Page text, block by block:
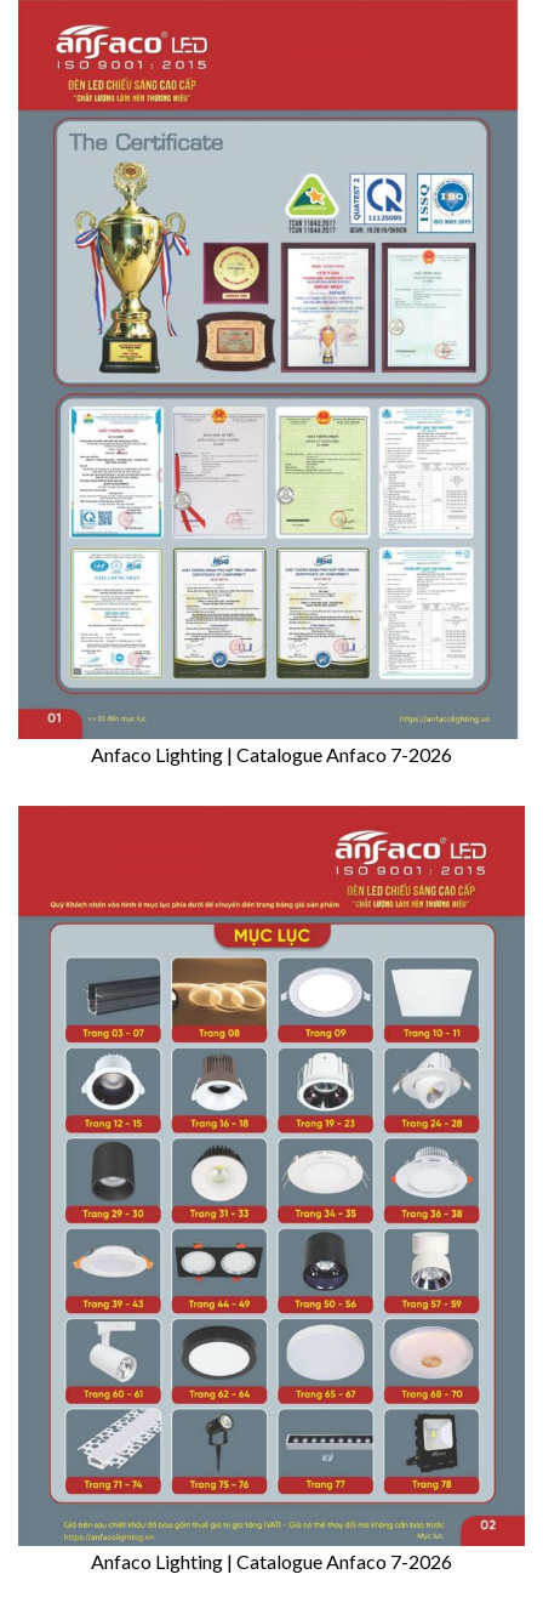
Anfaco Lighting | Catalogue Anfaco 7-2026
Anfaco Lighting | Catalogue Anfaco 7-2026